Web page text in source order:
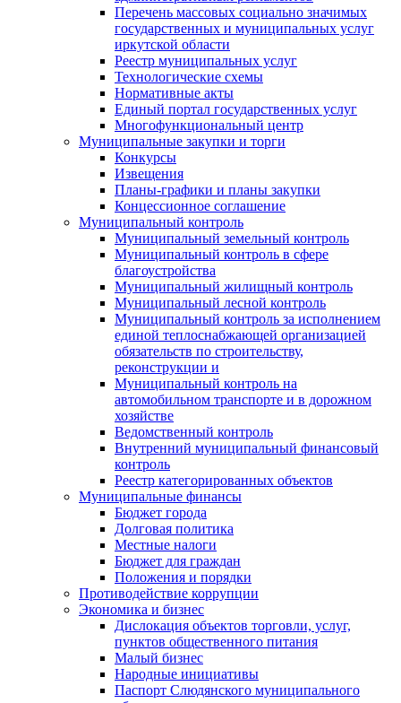
Перечень массовых социально значимых
государственных и муниципальных услуг
иркутской области
Реестр муниципальных услуг
Технологические схемы
Нормативные акты
Единый портал государственных услуг
Многофункциональный центр
Муниципальные закупки и торги
Конкурсы
Извещения
Планы-графики и планы закупки
Концессионное соглашение
Муниципальный контроль
Муниципальный земельный контроль
Муниципальный контроль в сфере
благоустройства
Муниципальный жилищный контроль
Муниципальный лесной контроль
Муниципальный контроль за исполнением
единой теплоснабжающей организацией
обязательств по строительству,
реконструкции и
Муниципальный контроль на
автомобильном транспорте и в дорожном
хозяйстве
Ведомственный контроль
Внутренний муниципальный финансовый
контроль
Реестр категорированных объектов
Муниципальные финансы
Бюджет города
Долговая политика
Местные налоги
Бюджет для граждан
Положения и порядки
Противодействие коррупции
Экономика и бизнес
Дислокация объектов торговли, услуг,
пунктов общественного питания
Малый бизнес
Народные инициативы
Паспорт Слюдянского муниципального